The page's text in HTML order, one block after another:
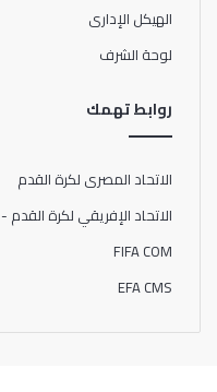
الهيكل الإدارى
لوحة الشرف
روابط تهمك
الاتحاد المصرى لكرة القدم
الاتحاد الإفريقي لكرة القدم - CAF
FIFA COM
EFA CMS